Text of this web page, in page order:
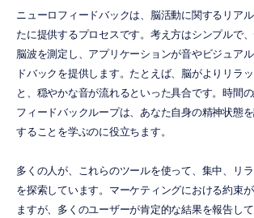
ニューロフィードバックは、脳活動に関するリア
たに提供するプロセスです。考え方はシンプルで
脳波を測定し、アプリケーションが音やビジュア
ドバックを提供します。たとえば、脳がよりリラ
と、穏やかな音が流れるといった具合です。時間
フィードバックループは、あなた自身の精神状態
することを学ぶのに役立ちます。
多くの人が、これらのツールを使って、集中、リ
を探索しています。マーケティングにおける約束
ますが、多くのユーザーが肯定的な結果を報告し